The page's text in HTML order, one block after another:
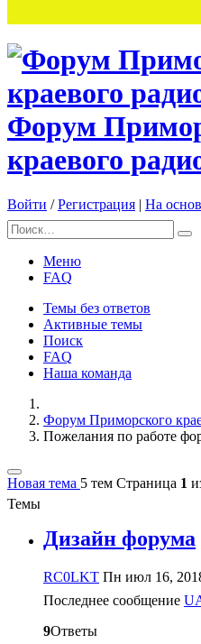
Форум
краевого
Войти /Регистрация | На
Меню
FAQ
Темы без ответов
Активные темы
Поиск
FAQ
Наша команда
Форум Приморского
Пожелания по работе
Новая тема 5 тем Страница 1
Темы
Дизайн форума
RC0LKT Пн июл 16,
Последнее сообщение
9Ответы